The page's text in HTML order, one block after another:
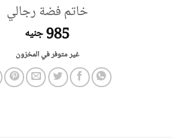
خاتم فضة رجالي
985 جنيه
غير متوفر في المخزون